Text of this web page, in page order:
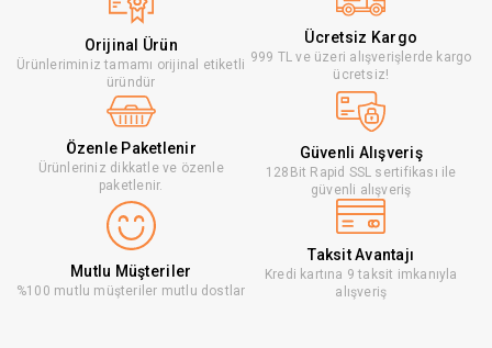
Orijinal Ürün
Ürünleriminiz tamamı orijinal etiketli
üründür
Ücretsiz Kargo
999 TL ve üzeri alışverişlerde kargo
ücretsiz!
Özenle Paketlenir
Ürünleriniz dikkatle ve özenle
paketlenir.
Güvenli Alışveriş
128Bit Rapid SSL sertifikası ile
güvenli alışveriş
Mutlu Müşteriler
%100 mutlu müşteriler mutlu dostlar
Taksit Avantajı
Kredi kartına 9 taksit imkanıyla
alışveriş